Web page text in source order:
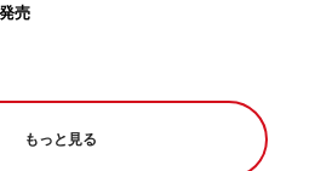
売
ニュース
計55万部突破・ベストセラー『事故物
恐い間取り』の松原タニシが“死”を
もっと見る